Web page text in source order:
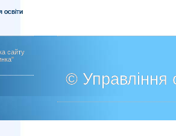
освіти
сайту
© Управління